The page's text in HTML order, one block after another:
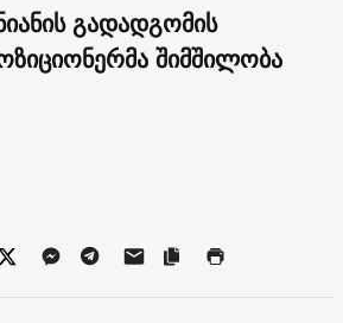
გადადგომის
შიმშილობა